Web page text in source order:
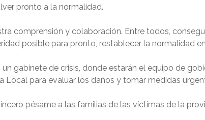
pronto a la normalidad.
comprensión y colaboración. Entre todos,
posible para pronto, restablecer la normalidad
gabinete de crisis, donde estarán el equipo de
para evaluar los daños y tomar medidas
pésame a las familias de las víctimas de la